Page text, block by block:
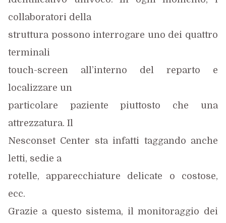
collaboratori della
struttura possono interrogare uno dei quattro
terminali
touch-screen all’interno del reparto e
localizzare un
particolare paziente piuttosto che una
attrezzatura. Il
Nesconset Center sta infatti taggando anche
letti, sedie a
rotelle, apparecchiature delicate o costose,
ecc.
Grazie a questo sistema, il monitoraggio dei